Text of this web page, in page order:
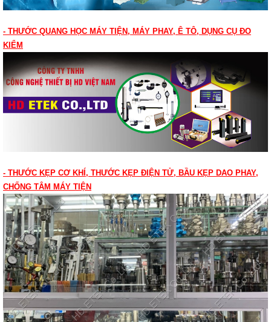
- THƯỚC QUANG HỌC MÁY TIỆN, MÁY PHAY, Ê TÔ, DỤNG CỤ ĐO
KIỂM
- THƯỚC KẸP CƠ KHÍ, THƯỚC KẸP ĐIỆN TỬ, BẦU KẸP DAO PHAY,
CHỐNG TÂM MÁY TIỆN